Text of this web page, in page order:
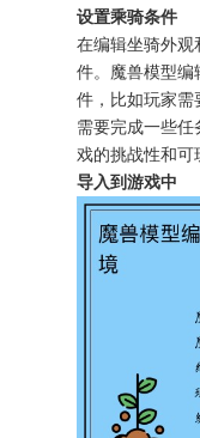
设置乘骑条件
在编辑坐骑外观
件。魔兽模型编
件，比如玩家需
需要完成一些
戏的挑战性和可
导入到游戏中